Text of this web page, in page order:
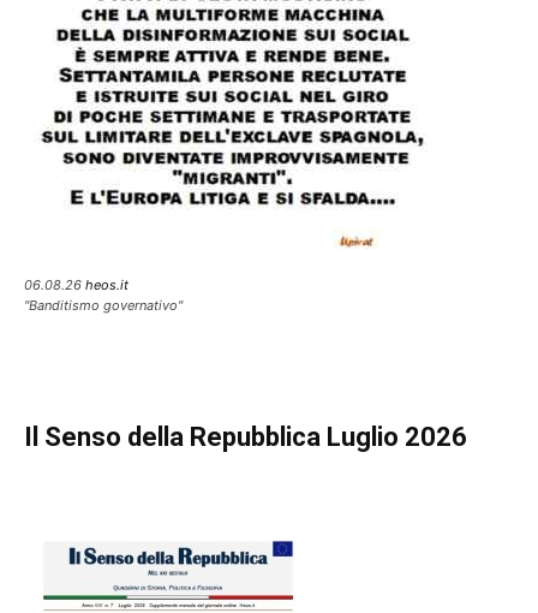
06.08.26 heos.it
"Banditismo governativo"
Il Senso della Repubblica Luglio 2026